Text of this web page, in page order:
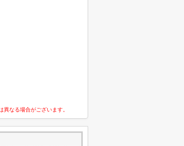
なる場合がございます。